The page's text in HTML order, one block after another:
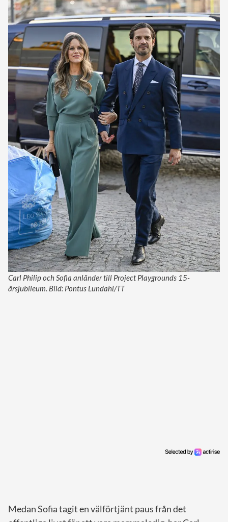
Carl Philip och Sofia anländer till Project Playgrounds 15-
årsjubileum. Bild: Pontus Lundahl/TT
Medan Sofia tagit en välförtjänt paus från det